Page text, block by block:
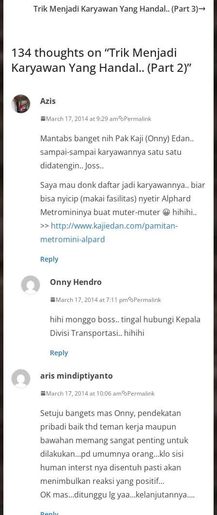
Trik Menjadi Karyawan Yang Handal.. (Part 3)
134 thoughts on “Trik Menjadi
Karyawan Yang Handal.. (Part 2)”
Azis
March 17, 2014 at 9:29 am Permalink
Mantabs banget nih Pak Kaji (Onny) Edan..
sampai-sampai karyawannya satu satu
didatengin.. Joss..
Saya mau donk daftar jadi karyawannya.. biar
bisa nyicip (makai fasilitas) nyetir Alphard
Metromininya buat muter-muter 😀 hihihi..
>> http://www.kajiedan.com/pamitan-
metromini-alpard
Reply
Onny Hendro
March 17, 2014 at 7:11 pm Permalink
hihi monggo boss.. tingal hubungi Kepala
Divisi Transportasi.. hihihi
Reply
aris mindiptiyanto
March 17, 2014 at 10:06 am Permalink
Setuju bangets mas Onny, pendekatan
pribadi baik thd teman kerja maupun
bawahan memang sangat penting untuk
dilakukan…pd umumnya orang…klo sisi
human interst nya disentuh pasti akan
menimbulkan reaksi yang positif…
OK mas…ditunggu lg yaa…kelanjutannya….